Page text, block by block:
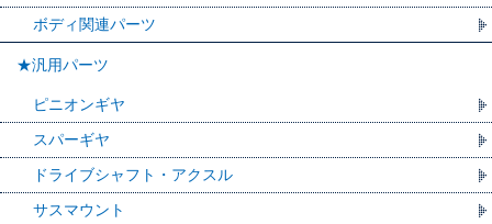
ボディ関連パーツ
★汎用パーツ
ピニオンギヤ
スパーギヤ
ドライブシャフト・アクスル
サスマウント